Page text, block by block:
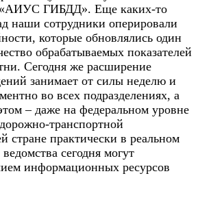
«АИУС ГИБДД». Еще каких-то
наши сотрудники оперировали
которые обновлялись один
обрабатываемых показателей
Сегодня же расширение
занимает от силы неделю и
во всех подразделениях, а
– даже на федеральном уровне
транспортной
стране практически в реальном
сегодня могут
информационных ресурсов